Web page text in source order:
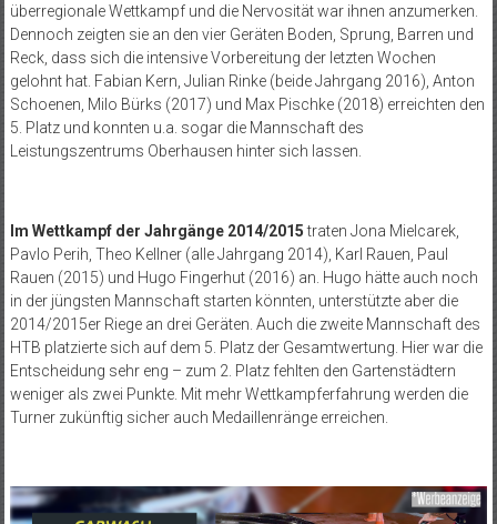
überregionale Wettkampf und die Nervosität war ihnen anzumerken.
Dennoch zeigten sie an den vier Geräten Boden, Sprung, Barren und
Reck, dass sich die intensive Vorbereitung der letzten Wochen
gelohnt hat. Fabian Kern, Julian Rinke (beide Jahrgang 2016), Anton
Schoenen, Milo Bürks (2017) und Max Pischke (2018) erreichten den
5. Platz und konnten u.a. sogar die Mannschaft des
Leistungszentrums Oberhausen hinter sich lassen.
Im Wettkampf der Jahrgänge 2014/2015traten Jona Mielcarek,
Pavlo Perih, Theo Kellner (alle Jahrgang 2014), Karl Rauen, Paul
Rauen (2015) und Hugo Fingerhut (2016) an. Hugo hätte auch noch
in der jüngsten Mannschaft starten könnten, unterstützte aber die
2014/2015er Riege an drei Geräten. Auch die zweite Mannschaft des
HTB platzierte sich auf dem 5. Platz der Gesamtwertung. Hier war die
Entscheidung sehr eng – zum 2. Platz fehlten den Gartenstädtern
weniger als zwei Punkte. Mit mehr Wettkampferfahrung werden die
Turner zukünftig sicher auch Medaillenränge erreichen.